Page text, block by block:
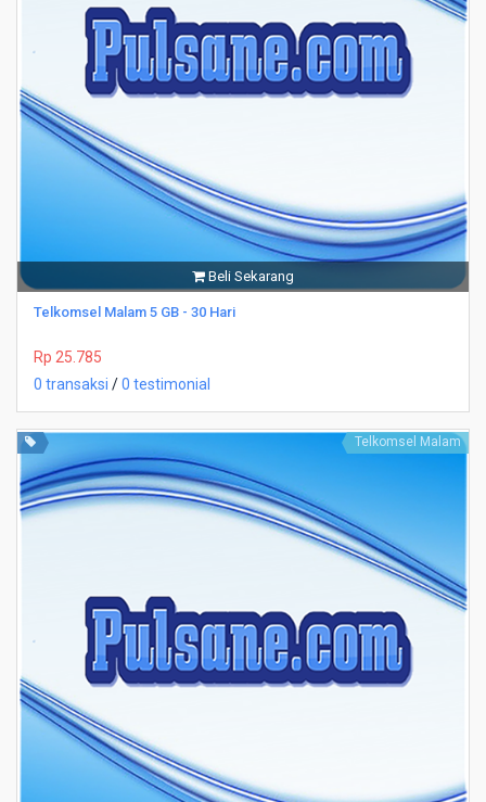
Beli Sekarang
Telkomsel Malam 5 GB - 30 Hari
Rp 25.785
0 transaksi /0 testimonial
Telkomsel Malam